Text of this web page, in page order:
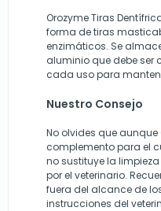
Orozyme Tiras
forma de tiras
enzimáticos. Se
aluminio que debe ser
cada uso para
Nuestro Consejo
No olvides que aunque
complemento para el
no sustituye la
por el veterinario.
fuera del alcance de
instrucciones del